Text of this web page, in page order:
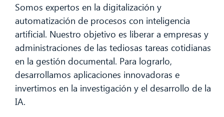
Somos expertos en la digitalización y
automatización de procesos con inteligencia
artificial. Nuestro objetivo es liberar a empresas y
administraciones de las tediosas tareas cotidianas
en la gestión documental. Para lograrlo,
desarrollamos aplicaciones innovadoras e
invertimos en la investigación y el desarrollo de la
IA.